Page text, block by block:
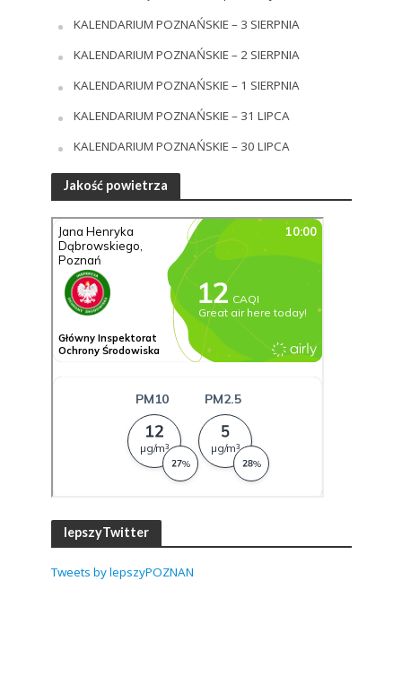
KALENDARIUM POZNAŃSKIE – 3 SIERPNIA
KALENDARIUM POZNAŃSKIE – 2 SIERPNIA
KALENDARIUM POZNAŃSKIE – 1 SIERPNIA
KALENDARIUM POZNAŃSKIE – 31 LIPCA
KALENDARIUM POZNAŃSKIE – 30 LIPCA
Jakość powietrza
lepszyTwitter
Tweets by lepszyPOZNAN